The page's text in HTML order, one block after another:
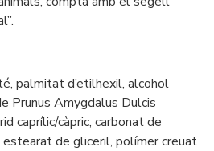
palmitat d’etilhexil, alcohol
Prunus Amygdalus Dulcis
caprílic/càpric, carbonat de
de gliceril, polímer creuat